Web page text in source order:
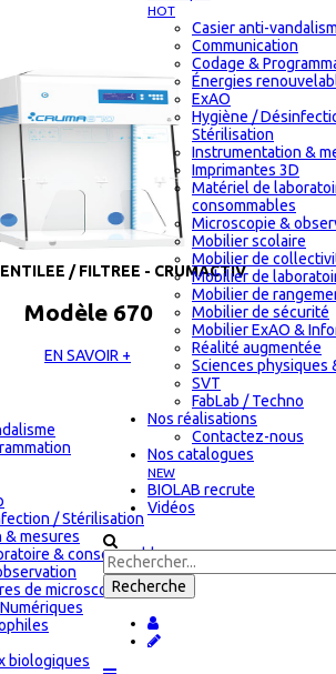
HOT
Casier anti-
Communication
Codage &
Énergies
ExAO
Hygiène /
Stérilisation
Instrumentation &
Imprimantes 3D
Matériel de
consommables
Microscopie &
Mobilier scolaire
Mobilier de
Mobilier de
Mobilier de
Mobilier de sécurité
Mobilier ExAO &
Réalité augmentée
Sciences physiques
SVT
FabLab / Techno
Nos réalisations
Contactez-nous
Nos catalogues
NEW
BIOLAB recrute
Vidéos
/ FILTREE - CRUMACTIV
Modèle 670
EN SAVOIR +
/ Stérilisation
mesures
& consommables
de microscopie
biologiques